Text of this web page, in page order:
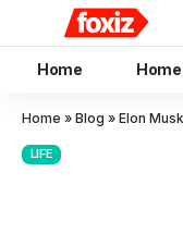
Home Home
Home » Blog » Elon Musk
LIFE